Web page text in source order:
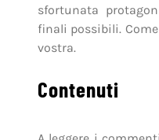
sfortunata
finali possibili.
vostra.
Contenuti